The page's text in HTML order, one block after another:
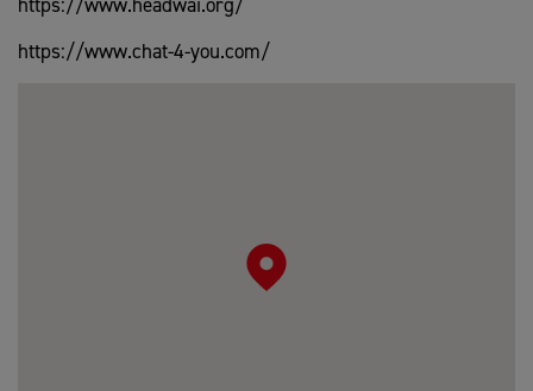
https://www.chat-4-you.com/